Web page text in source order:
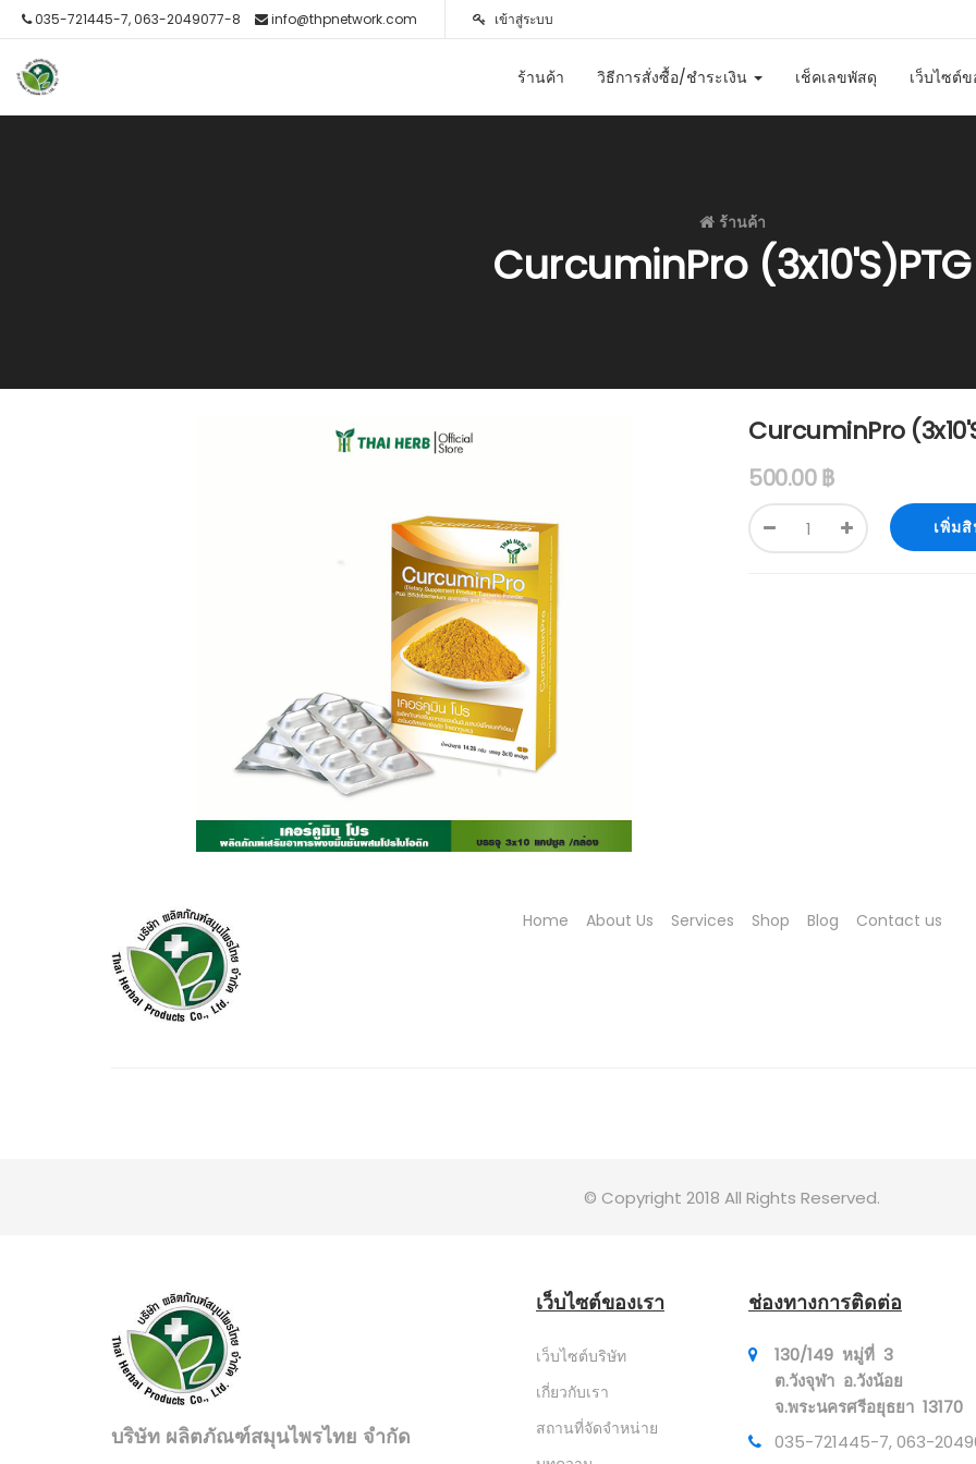
035-721445-7, 063-2049077-8 info@thpnetwork.com เข้าสู่ระบบ
ร้านค้า วิธีการสั่งซื้อ/ชำระเงิน เช็คเลขพัสดุ เว็บไซต์ข
ร้านค้า
CurcuminPro (3x10'S)PTG
CurcuminPro
500.00฿
เพิ่ม
Home About Us Services Shop Blog Contact us
© Copyright 2018 All Rights Reserved.
บริษัท ผลิตภัณฑ์สมุนไพรไทย จำกัด
เว็บไซต์ของเรา
เว็บไซต์บริษัท
เกี่ยวกับเรา
สถานที่จัดจำหน่าย
ช่องทางการติดต่อ
130/149 หมู่ที่ 3
ต.วังจุฬา อ.วังน้อย
จ.พระนครศรีอยุธยา 13170
035-721445-7, 063-